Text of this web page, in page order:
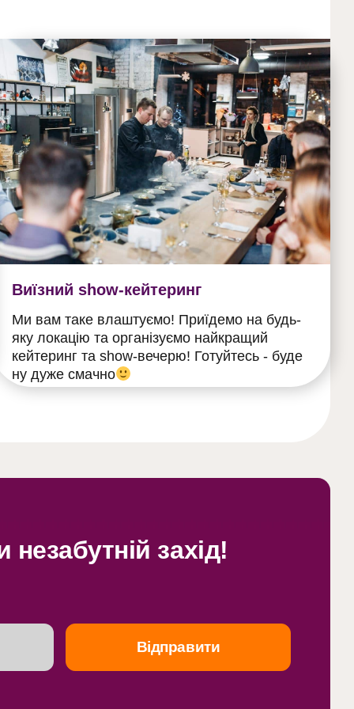
Виїзний show-кейтеринг
Ми вам таке влаштуємо! Приїдемо на будь-
яку локацію та організуємо найкращий
кейтеринг та show-вечерю! Готуйтесь - буде
ну дуже смачно
захід!